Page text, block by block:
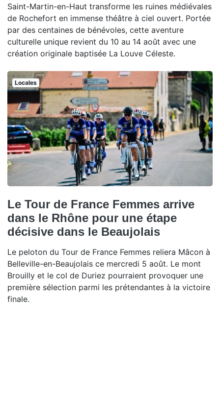
Saint-Martin-en-Haut transforme les ruines médiévales
de Rochefort en immense théâtre à ciel ouvert. Portée
par des centaines de bénévoles, cette aventure
culturelle unique revient du 10 au 14 août avec une
création originale baptisée La Louve Céleste.
Locales
Le Tour de France Femmes arrive
dans le Rhône pour une étape
décisive dans le Beaujolais
Le peloton du Tour de France Femmes reliera Mâcon à
Belleville-en-Beaujolais ce mercredi 5 août. Le mont
Brouilly et le col de Duriez pourraient provoquer une
première sélection parmi les prétendantes à la victoire
finale.